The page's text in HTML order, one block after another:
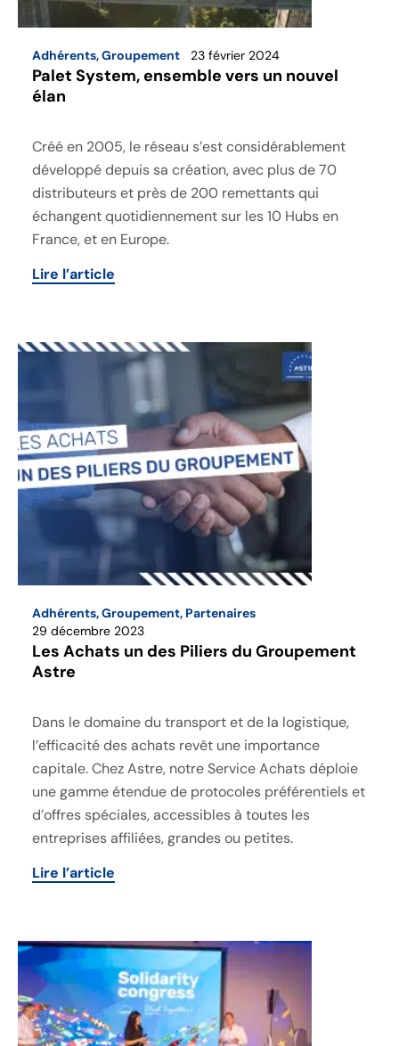
Adhérents,Groupement 23 février 2024
Palet System, ensemble vers un nouvel
élan
Créé en 2005, le réseau s’est considérablement
développé depuis sa création, avec plus de 70
distributeurs et près de 200 remettants qui
échangent quotidiennement sur les 10 Hubs en
France, et en Europe.
Lire l’article
Adhérents,Groupement, Partenaires
29 décembre 2023
Les Achats un des Piliers du Groupement
Astre
Dans le domaine du transport et de la logistique,
l’efficacité des achats revêt une importance
capitale. Chez Astre, notre Service Achats déploie
une gamme étendue de protocoles préférentiels et
d’offres spéciales, accessibles à toutes les
entreprises affiliées, grandes ou petites.
Lire l’article